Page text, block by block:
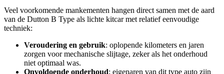
Veel voorkomende mankementen hangen direct samen met de aard
van de Dutton B Type als lichte kitcar met relatief eenvoudige
techniek:
Veroudering en gebruik: oplopende kilometers en jaren
zorgen voor mechanische slijtage, zeker als het onderhoud
niet optimaal was.
Onvoldoende onderhoud: eigenaren van dit type auto zijn